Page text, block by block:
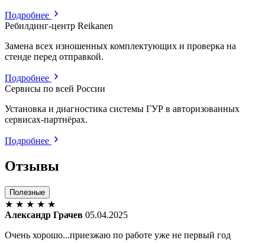
Подробнее
Ребилдинг-центр Reikanen
Замена всех изношенных комплектующих и проверка на
стенде перед отправкой.
Подробнее
Сервисы по всей России
Установка и диагностика системы ГУР в авторизованных
сервисах-партнёрах.
Подробнее
Отзывы
Полезные
★ ★ ★ ★ ★
Александр Грачев 05.04.2025
Очень хорошо...приезжаю по работе уже не первый год